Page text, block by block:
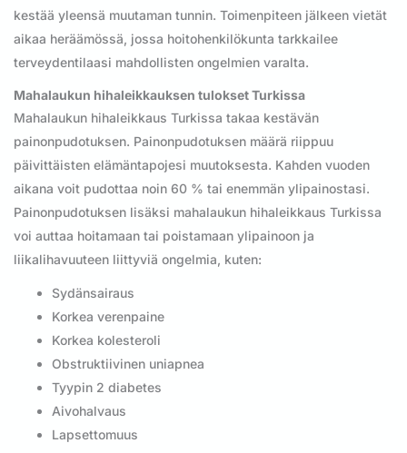
kestää yleensä muutaman tunnin. Toimenpiteen jälkeen vietät
aikaa heräämössä, jossa hoitohenkilökunta tarkkailee
terveydentilaasi mahdollisten ongelmien varalta.
Mahalaukun hihaleikkauksen tulokset Turkissa
Mahalaukun hihaleikkaus Turkissa takaa kestävän
painonpudotuksen. Painonpudotuksen määrä riippuu
päivittäisten elämäntapojesi muutoksesta. Kahden vuoden
aikana voit pudottaa noin 60 % tai enemmän ylipainostasi.
Painonpudotuksen lisäksi mahalaukun hihaleikkaus Turkissa
voi auttaa hoitamaan tai poistamaan ylipainoon ja
liikalihavuuteen liittyviä ongelmia, kuten:
Sydänsairaus
Korkea verenpaine
Korkea kolesteroli
Obstruktiivinen uniapnea
Tyypin 2 diabetes
Aivohalvaus
Lapsettomuus